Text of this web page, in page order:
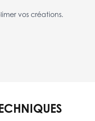
vos créations.